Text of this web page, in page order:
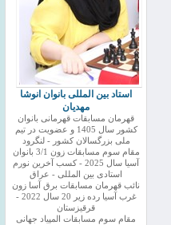
استاد بین المللی بانوان انوشا
مهدیان
قهرمان مسابقات قهرمانی بانوان
کشور سال 1405 و عضویت در تیم
ملی بزرگسالان کشور - لنگرود
مقام سوم مسابقات زون 3/1 بانوان
آسیا سال 2025 - کسب آخرین نورم
استادی بین المللی - عراق
نائب قهرمان مسابقات برق آسا زون
غرب آسیا رده زیر 20 سال 2022 -
قرقیزستان
مقام سوم مسابقات المپیاد جهانی